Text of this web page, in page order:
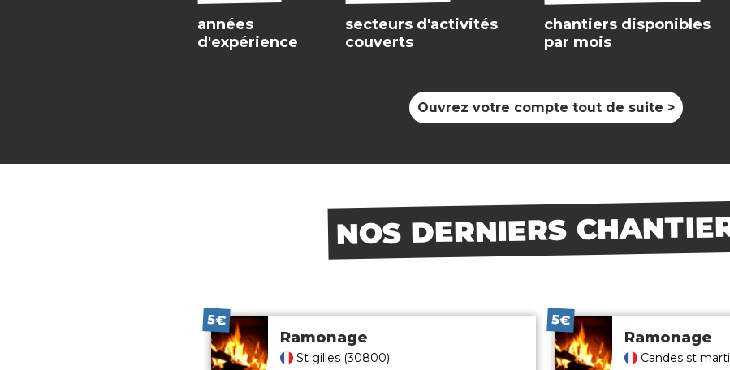
années
d'expérience
secteurs d'activités
couverts
chantiers disponibles
par mois
Ouvrez votre compte tout de suite >
NOS DERNIERS
Ramonage
St gilles (30800)
5€
Ramonage
Candes st
5€